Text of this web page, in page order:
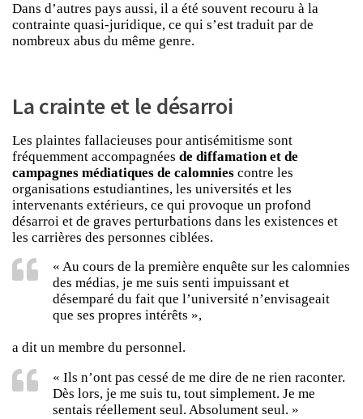
Dans d’autres pays aussi, il a été souvent recouru à la
contrainte quasi-juridique, ce qui s’est traduit par de
nombreux abus du même genre.
La crainte et le désarroi
Les plaintes fallacieuses pour antisémitisme sont
fréquemment accompagnées de diffamation et de
campagnes médiatiques de calomnies contre les
organisations estudiantines, les universités et les
intervenants extérieurs, ce qui provoque un profond
désarroi et de graves perturbations dans les existences et
les carrières des personnes ciblées.
« Au cours de la première enquête sur les calomnies
des médias, je me suis senti impuissant et
désemparé du fait que l’université n’envisageait
que ses propres intérêts »,
a dit un membre du personnel.
« Ils n’ont pas cessé de me dire de ne rien raconter.
Dès lors, je me suis tu, tout simplement. Je me
sentais réellement seul. Absolument seul. »